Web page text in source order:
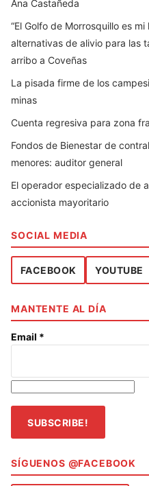
Ana Castañeda
“El Golfo de Morrosquillo es
alternativas de alivio para las
arribo a Coveñas
La pisada firme de los
minas
Cuenta regresiva para zona
Fondos de Bienestar de
menores: auditor general
El operador especializado de
accionista mayoritario
SOCIAL MEDIA
FACEBOOK YOUTUBE
MANTENTE AL DÍA
Email *
SÍGUENOS @FACEBOOK